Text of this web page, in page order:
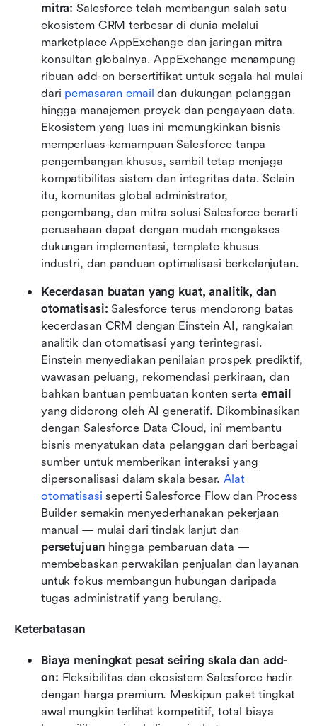
mitra: Salesforce telah membangun salah satu
ekosistem CRM terbesar di dunia melalui
marketplace AppExchange dan jaringan mitra
konsultan globalnya. AppExchange menampung
ribuan add-on bersertifikat untuk segala hal mulai
dari pemasaran email dan dukungan pelanggan
hingga manajemen proyek dan pengayaan data.
Ekosistem yang luas ini memungkinkan bisnis
memperluas kemampuan Salesforce tanpa
pengembangan khusus, sambil tetap menjaga
kompatibilitas sistem dan integritas data. Selain
itu, komunitas global administrator,
pengembang, dan mitra solusi Salesforce berarti
perusahaan dapat dengan mudah mengakses
dukungan implementasi, template khusus
industri, dan panduan optimalisasi berkelanjutan.
Kecerdasan buatan yang kuat, analitik, dan
otomatisasi: Salesforce terus mendorong batas
kecerdasan CRM dengan Einstein AI, rangkaian
analitik dan otomatisasi yang terintegrasi.
Einstein menyediakan penilaian prospek prediktif,
wawasan peluang, rekomendasi perkiraan, dan
bahkan bantuan pembuatan konten serta email
yang didorong oleh AI generatif. Dikombinasikan
dengan Salesforce Data Cloud, ini membantu
bisnis menyatukan data pelanggan dari berbagai
sumber untuk memberikan interaksi yang
dipersonalisasi dalam skala besar. Alat
otomatisasi seperti Salesforce Flow dan Process
Builder semakin menyederhanakan pekerjaan
persetujuan hingga pembaruan data —
membebaskan perwakilan penjualan dan layanan
untuk fokus membangun hubungan daripada
tugas administratif yang berulang.
Keterbatasan
Biaya meningkat pesat seiring skala dan add-
on: Fleksibilitas dan ekosistem Salesforce hadir
dengan harga premium. Meskipun paket tingkat
awal mungkin terlihat kompetitif, total biaya